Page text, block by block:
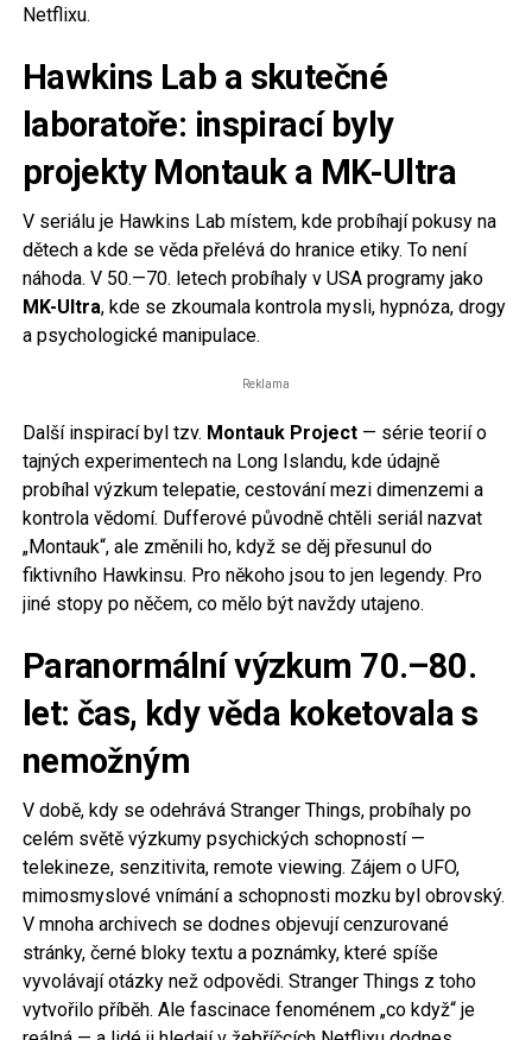
Netflixu.
Hawkins Lab a skutečné
laboratoře: inspirací byly
projekty Montauk a MK-Ultra
V seriálu je Hawkins Lab místem, kde probíhají pokusy na
dětech a kde se věda přelévá do hranice etiky. To není
náhoda. V 50.—70. letech probíhaly v USA programy jako
MK-Ultra, kde se zkoumala kontrola mysli, hypnóza, drogy
a psychologické manipulace.
Reklama
Další inspirací byl tzv. Montauk Project— série teorií o
tajných experimentech na Long Islandu, kde údajně
probíhal výzkum telepatie, cestování mezi dimenzemi a
kontrola vědomí. Dufferové původně chtěli seriál nazvat
„Montauk“, ale změnili ho, když se děj přesunul do
fiktivního Hawkinsu. Pro někoho jsou to jen legendy. Pro
jiné stopy po něčem, co mělo být navždy utajeno.
Paranormální výzkum 70.–80.
let: čas, kdy věda koketovala s
nemožným
V době, kdy se odehrává Stranger Things, probíhaly po
celém světě výzkumy psychických schopností —
telekineze, senzitivita, remote viewing. Zájem o UFO,
mimosmyslové vnímání a schopnosti mozku byl obrovský.
V mnoha archivech se dodnes objevují cenzurované
stránky, černé bloky textu a poznámky, které spíše
vyvolávají otázky než odpovědi. Stranger Things z toho
vytvořilo příběh. Ale fascinace fenoménem „co když“ je